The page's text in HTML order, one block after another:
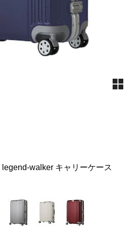
walker キャリーケース